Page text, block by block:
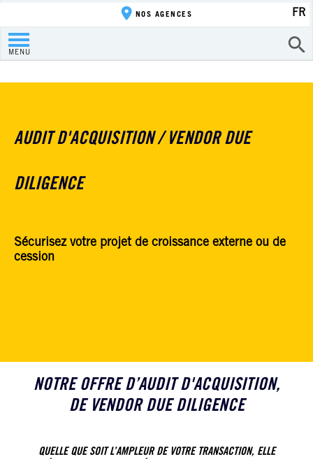
MENU
NOS AGENCES FR
AUDIT D'ACQUISITION / VENDOR DUE
DILIGENCE
Sécurisez votre projet de croissance externe ou de
cession
NOTRE OFFRE D’AUDIT D'ACQUISITION,
DE VENDOR DUE DILIGENCE
QUELLE QUE SOIT L’AMPLEUR DE VOTRE TRANSACTION, ELLE